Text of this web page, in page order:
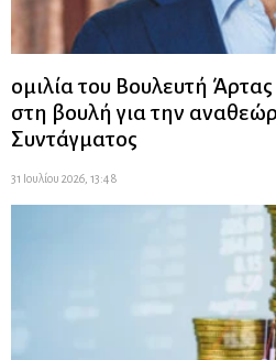
ομιλία του Βουλευτή
στη βουλή για την
Συντάγματος
31 Ιουλίου 2026, 13:48